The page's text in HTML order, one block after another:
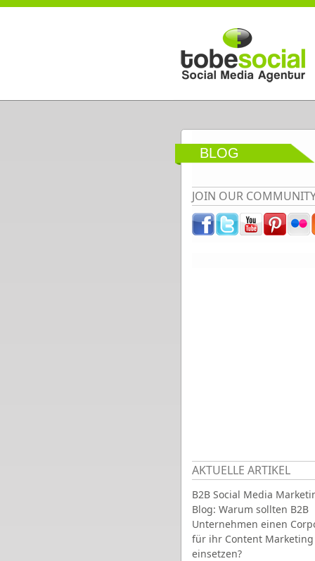
Direkt zum Inhalt
BLOG
JOIN OUR
AKTUELLE ARTIKEL
B2B Social Media
Blog: Warum sollten B2B
Unternehmen einen
für ihr Content Marketing
einsetzen?